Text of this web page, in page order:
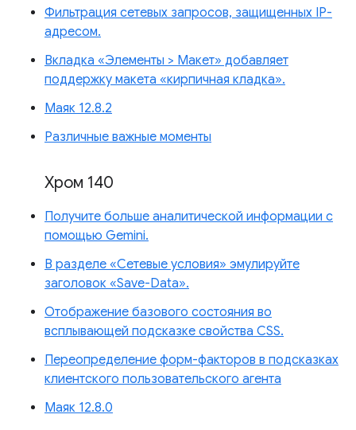
Фильтрация сетевых запросов, защищенных IP-
адресом.
Вкладка «Элементы > Макет» добавляет
поддержку макета «кирпичная кладка».
Маяк 12.8.2
Различные важные моменты
Хром 140
Получите больше аналитической информации с
помощью Gemini.
В разделе «Сетевые условия» эмулируйте
заголовок «Save-Data».
Отображение базового состояния во
всплывающей подсказке свойства CSS.
Переопределение форм-факторов в подсказках
клиентского пользовательского агента
Маяк 12.8.0